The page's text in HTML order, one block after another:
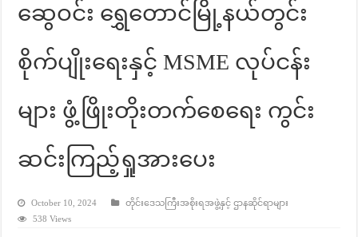
ဆွေဝင်း ရွှေတောင်မြို့နယ်တွင်း
စိုက်ပျိုးရေးနှင့် MSME လုပ်ငန်း
များ ဖွံ့ဖြိုးတိုးတက်စေရေး ကွင်း
ဆင်းကြည့်ရှုအားပေး
October 10, 2024
တိုင်းဒေသကြီးအစိုးရအဖွဲ့နှင့် ဌာနဆိုင်ရာများ
538 Views